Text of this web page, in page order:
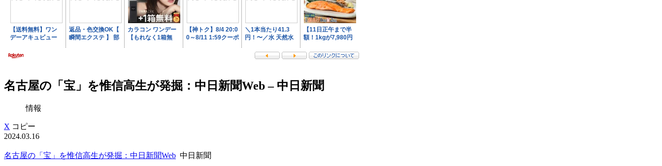
名古屋の「宝」を惟信高生が発掘：中日新聞Web – 中日新聞
情報
X コピー
2024.03.16
名古屋の「宝」を惟信高生が発掘：中日新聞Web 中日新聞